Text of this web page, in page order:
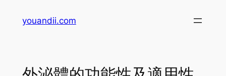
youandii.com